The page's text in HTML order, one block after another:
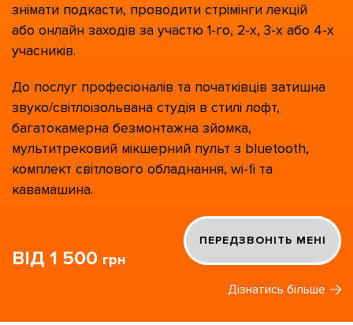
знімати подкасти, проводити стрімінги лекцій
або онлайн заходів за участю 1-го, 2-х, 3-х або 4-х
учасників.
До послуг професіоналів та початківців затишна
звуко/світлоізольвана студія в стилі лофт,
багатокамерна безмонтажна зйомка,
мультитрековий мікшерний пульт з bluetooth,
комплект світлового обладнання, wi-fi та
кавамашина.
ВІД 1 500 грн
ПЕРЕДЗВОНІТЬ МЕНІ
Дізнатись більше